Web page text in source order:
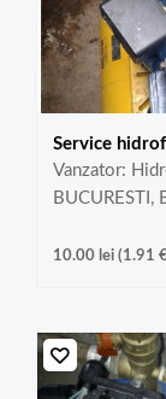
Service
Vanzator:
BUCURESTI,
10.00 lei(1.91 €